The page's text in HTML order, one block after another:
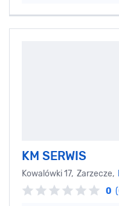
KM SERWIS
Kowalówki 17, Zarzecze,
0